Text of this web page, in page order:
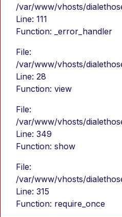
/var/www/vhosts/
Line: 111
Function: _error_handler
File:
/var/www/vhosts/
Line: 28
Function: view
File:
/var/www/vhosts/
Line: 349
Function: show
File:
/var/www/vhosts/
Line: 315
Function: require_once